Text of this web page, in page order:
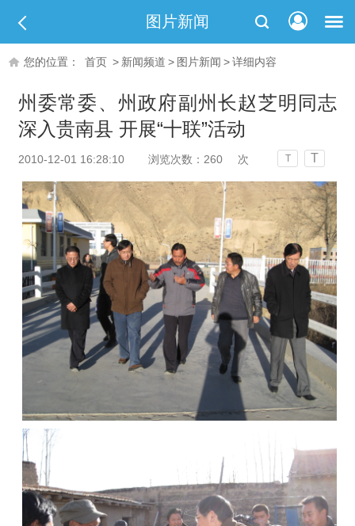
图片新闻
您的位置： 首页 > 新闻频道 > 图片新闻 >详细内容
州委常委、州政府副州长赵芝明同志
深入贵南县 开展“十联”活动
2010-12-01 16:28:10 浏览次数： 260 次 T T